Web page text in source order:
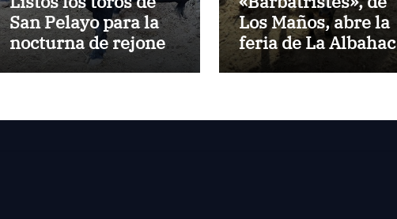
San Pelayo para la
nocturna de rejones
en El Puerto
Los Maños, abre la
feria de La Albahaca
de Huesca